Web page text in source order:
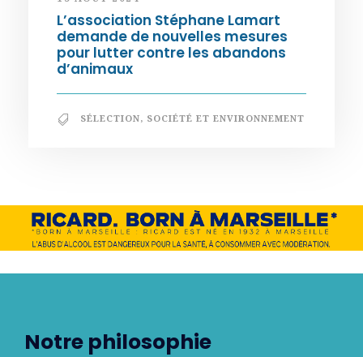
L’association Stéphane Lamart
demande de nouvelles mesures
pour lutter contre les abandons
d’animaux
SÉLECTION, SOCIÉTÉ ET ENVIRONNEMENT
Notre philosophie